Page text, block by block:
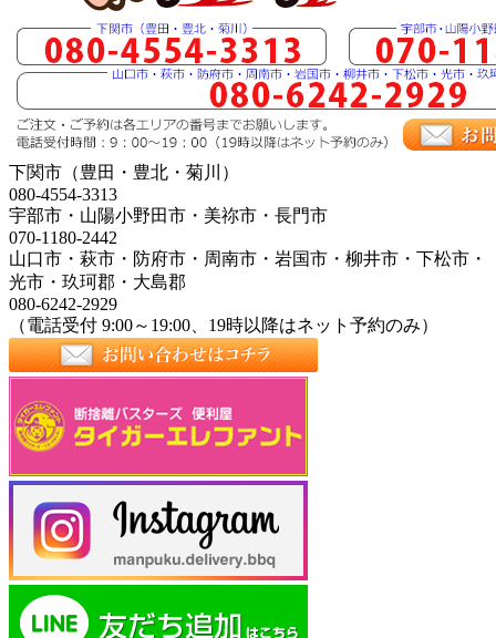
下関市（豊田・豊北・菊川）
080-4554-3313
宇部市・山陽小野田市・美祢市・長門市
070-1180-2442
山口市・萩市・防府市・周南市・岩国市・柳井市・下松市・
光市・玖珂郡・大島郡
080-6242-2929
（電話受付 9:00～19:00、19時以降はネット予約のみ）